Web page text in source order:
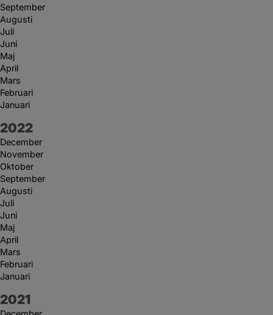
September
Augusti
Juli
Juni
Maj
April
Mars
Februari
Januari
År:
2022
December
November
Oktober
September
Augusti
Juli
Juni
Maj
April
Mars
Februari
Januari
År:
2021